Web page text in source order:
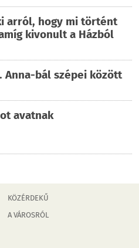
arról, hogy mi történt
kivonult a Házból
Anna-bál szépei között
avatnak
KÖZÉRDEKŰ
A VÁROSRÓL